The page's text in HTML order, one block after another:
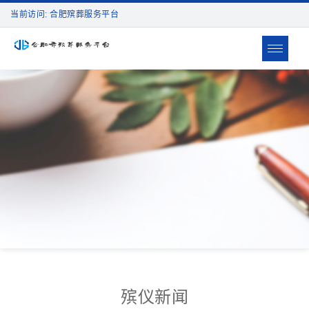
当前访问: 合肥殡葬服务平台
Toggle
殡仪新闻